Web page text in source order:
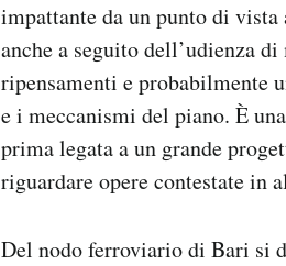
impattante da un punto di
anche a seguito dell’udienza
ripensamenti e probabilmente
e i meccanismi del piano. È
prima legata a un grande
riguardare opere contestate in
Del nodo ferroviario di Bari si